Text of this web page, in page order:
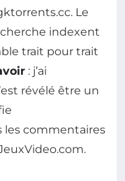
Le
indexent
trait pour trait
: j’ai
révélé être un
les commentaires